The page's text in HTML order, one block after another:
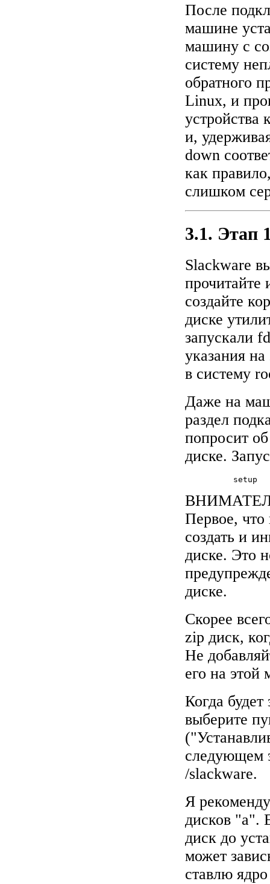
После
машине
машину с
систему
обратного
Linux, и
устройства
и,
down
как
слишком
3.1. Этап
Slackware
создайте
диске
запускали
указания
в систему
Даже на
раздел
попросит
диске.
          setup
Первое, что
создать и
диске. Это
диске.
Скорее
zip диск,
Не
его на этой
Когда будет
выберите
следующем
/slackware.
Я
дисков "a".
диск до
может
ставлю